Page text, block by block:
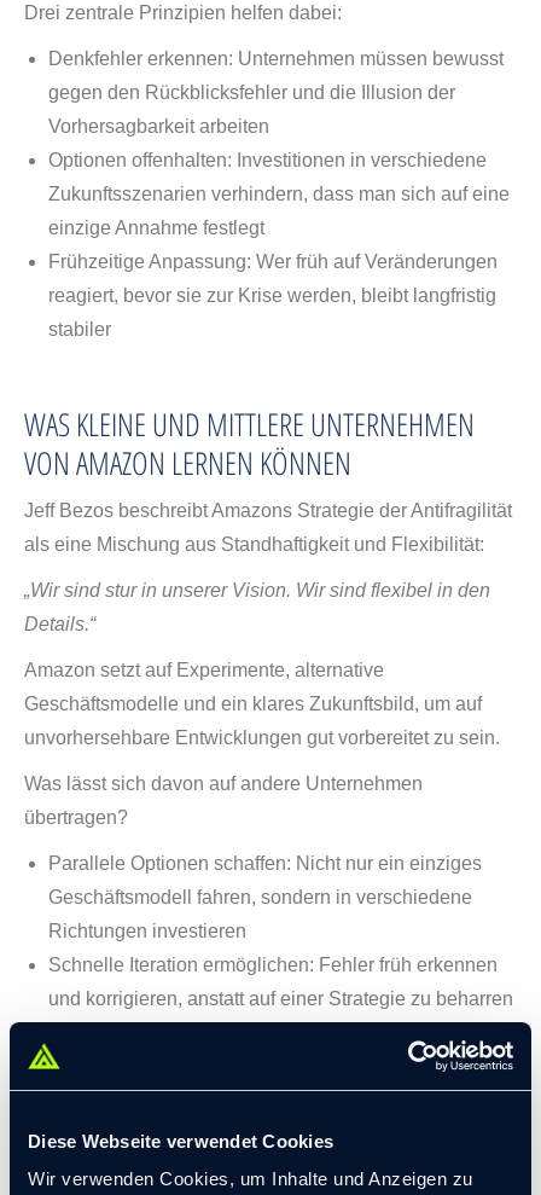
Diese Webseite verwendet Cookies
Wir verwenden Cookies, um Inhalte und Anzeigen zu
Drei zentrale Prinzipien helfen dabei:
Denkfehler erkennen: Unternehmen müssen bewusst
gegen den Rückblicksfehler und die Illusion der
Vorhersagbarkeit arbeiten
Optionen offenhalten: Investitionen in verschiedene
Zukunftsszenarien verhindern, dass man sich auf eine
einzige Annahme festlegt
Frühzeitige Anpassung: Wer früh auf Veränderungen
reagiert, bevor sie zur Krise werden, bleibt langfristig
stabiler
WAS KLEINE UND MITTLERE UNTERNEHMEN
VON AMAZON LERNEN KÖNNEN
Jeff Bezos beschreibt Amazons Strategie der Antifragilität
als eine Mischung aus Standhaftigkeit und Flexibilität:
„Wir sind stur in unserer Vision. Wir sind flexibel in den
Details.“
Amazon setzt auf Experimente, alternative
Geschäftsmodelle und ein klares Zukunftsbild, um auf
unvorhersehbare Entwicklungen gut vorbereitet zu sein.
Was lässt sich davon auf andere Unternehmen
übertragen?
Parallele Optionen schaffen: Nicht nur ein einziges
Geschäftsmodell fahren, sondern in verschiedene
Richtungen investieren
Schnelle Iteration ermöglichen: Fehler früh erkennen
und korrigieren, anstatt auf einer Strategie zu beharren
Hierarchien verhindern Anpassungsfähigkeit –
Ein klares und weitreichendes Zukunftsbild
entwickeln: Raus aus den starren Prozessvorgaben,